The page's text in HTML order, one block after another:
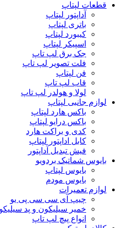
قطعات لپتاپ
آداپتور لپتاپ
باتری لپتاپ
کیبورد لپتاپ
اسپیکر لپتاپ
جک برق لپ تاپ
فلت تصویر لپ تاپ
فن لپتاپ
قاب لپ تاپ
لولا و هولدر لپ تاپ
لوازم جانبی لپتاپ
باکس هارد لپتاپ
باکس درایو لپتاپ
کدی و براکت هارد
کابل اداپتور لپتاپ
فیش تبدیل آداپتور
بایوس شماتیک بردویو
بایوس لپتاپ
بایوس مودم
لوازم تعمیرات
چیپ آی سی سی پی یو
خمیر سیلیکون و پد
انواع پیچ لپ تاپ